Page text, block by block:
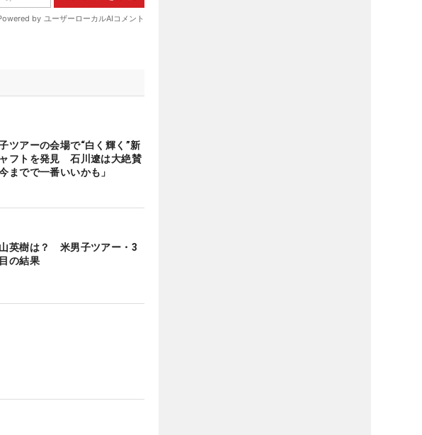
ツアーの会場で“白く輝く”新
フトを発見 石川遼は大絶賛
今までで一番いいかも」
英樹は？ 米男子ツアー・3
の結果